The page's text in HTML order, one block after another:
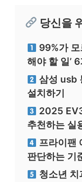
당신을
99%가 모
해야 할 일’ 6
삼성 usb
설치하기
2025
추천하는 실
프라이팬
판단하는 기
청소년